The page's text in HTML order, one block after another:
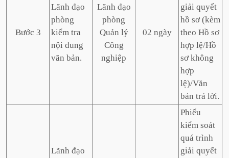
Bước 3
Lãnh đạo
phòng
kiểm tra
nội dung
văn bản.
Lãnh đạo
phòng
Quản lý
Công
nghiệp
02 ngày
giải quyết
hồ sơ (kèm
theo Hồ sơ
hợp lệ/Hồ
sơ không
hợp
lệ)/Văn
bản trả lời.
Lãnh đạo
Phiếu
kiểm soát
quá trình
giải quyết